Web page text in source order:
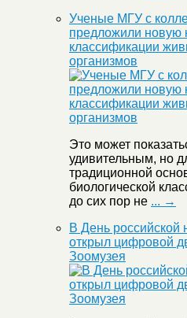
Ученые МГУ с
предложили новую
классификации
организмов
Это может
удивительным, но
традиционной
биологической
до сих пор не ... →
В День российской
открыл цифровой
Зоомузея